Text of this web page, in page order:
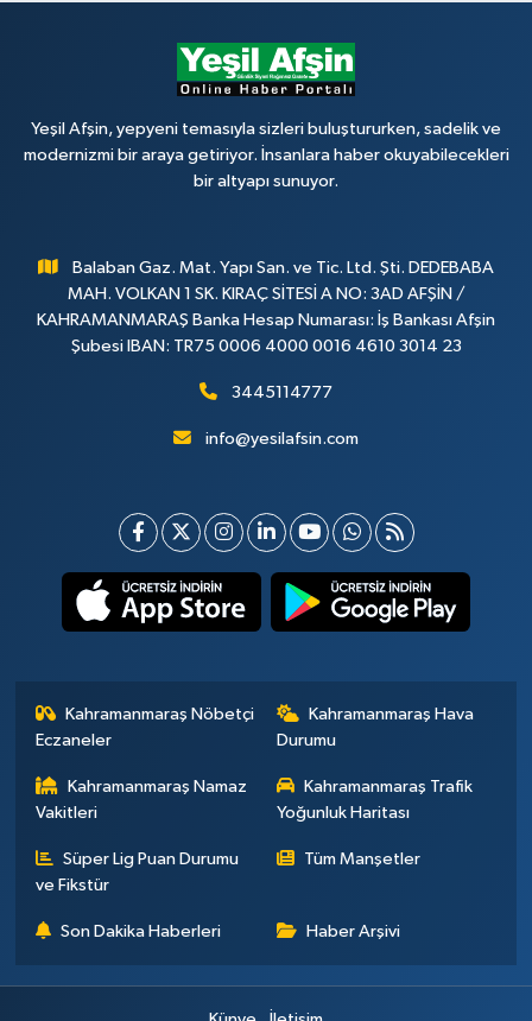
Yeşil Afşin, yepyeni temasıyla sizleri buluştururken, sadelik ve
modernizmi bir araya getiriyor. İnsanlara haber okuyabilecekleri
bir altyapı sunuyor.
Balaban Gaz. Mat. Yapı San. ve Tic. Ltd. Şti. DEDEBABA
MAH. VOLKAN 1 SK. KIRAÇ SİTESİ A NO: 3AD AFŞİN /
KAHRAMANMARAŞ Banka Hesap Numarası: İş Bankası Afşin
Şubesi IBAN: TR75 0006 4000 0016 4610 3014 23
3445114777
info@yesilafsin.com
Kahramanmaraş Nöbetçi
Eczaneler
Kahramanmaraş Hava
Durumu
Kahramanmaraş Namaz
Vakitleri
Kahramanmaraş Trafik
Yoğunluk Haritası
Süper Lig Puan Durumu
ve Fikstür
Tüm Manşetler
Son Dakika Haberleri Haber Arşivi